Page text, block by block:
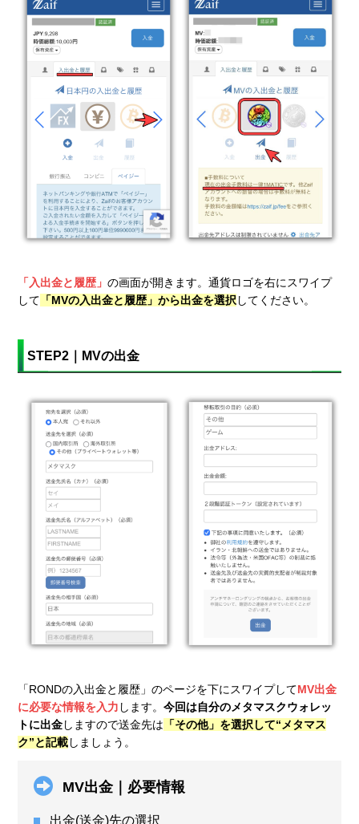
「入出金と履歴」の画面が開きます。通貨ロゴを右にスワイプ
して 「MVの入出金と履歴」から出金を選択 してください。
STEP2｜MVの出金
「RONDの入出金と履歴」のページを下にスワイプしてMV出金
に必要な情報を入力 します。今回は自分のメタマスクウォレッ
トに出金しますので送金先は 「その他」を選択して“メタマス
ク”と記載しましょう。
MV出金｜必要情報
出金(送金)先の選択